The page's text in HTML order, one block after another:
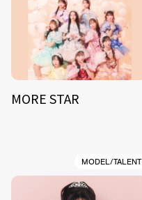
MORE STAR
MODEL/TALENT